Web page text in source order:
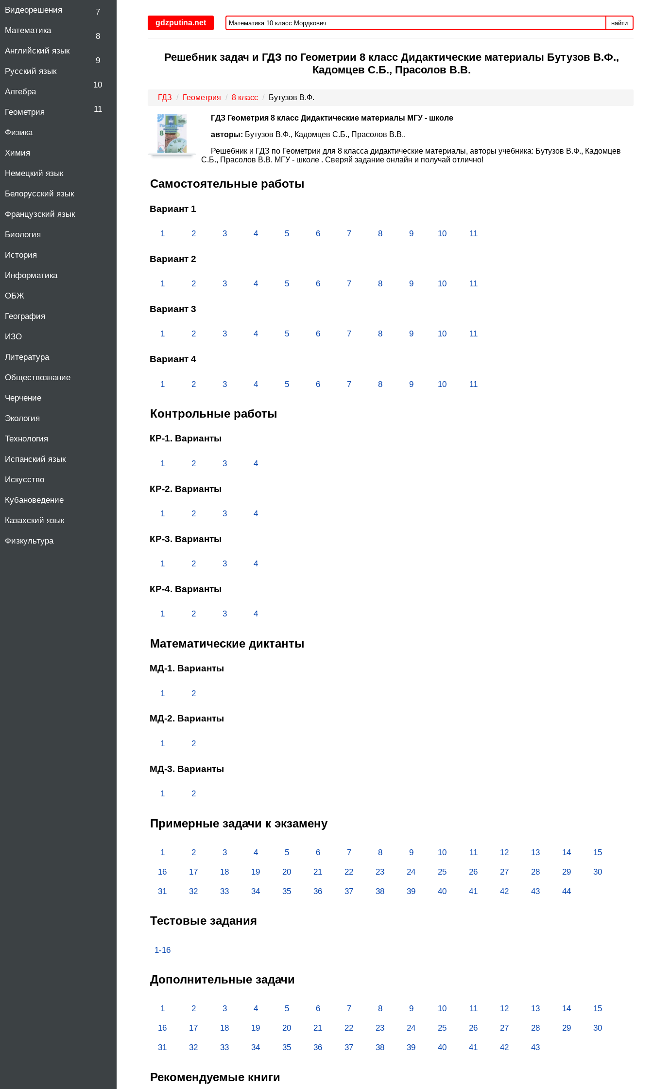
Видеорешения
Математика
Английский язык
Русский язык
Алгебра
Геометрия
Физика
Химия
Немецкий язык
Белорусский язык
Французский язык
Биология
История
Информатика
ОБЖ
География
ИЗО
Литература
Обществознание
Черчение
Экология
Технология
Испанский язык
Искусство
Кубановедение
Казахский язык
Физкультура
7
8
9
10
11
gdzputina.net найти
Решебник задач и ГДЗ по Геометрии 8 класс Дидактические материалы Бутузов В.Ф.,
Кадомцев С.Б., Прасолов В.В.
ГДЗ Геометрия 8 класс Бутузов В.Ф.
ГДЗ Геометрия 8 класс Дидактические материалы МГУ - школе
авторы: Бутузов В.Ф., Кадомцев С.Б., Прасолов В.В..
Решебник и ГДЗ по Геометрии для 8 класса дидактические материалы, авторы учебника: Бутузов В.Ф., Кадомцев
С.Б., Прасолов В.В. МГУ - школе . Сверяй задание онлайн и получай отлично!
Самостоятельные работы
Вариант 1
1 2 3 4 5 6 7 8 9 10 11
Вариант 2
1 2 3 4 5 6 7 8 9 10 11
Вариант 3
1 2 3 4 5 6 7 8 9 10 11
Вариант 4
1 2 3 4 5 6 7 8 9 10 11
Контрольные работы
КР-1. Варианты
1 2 3 4
КР-2. Варианты
1 2 3 4
КР-3. Варианты
1 2 3 4
КР-4. Варианты
1 2 3 4
Математические диктанты
МД-1. Варианты
1 2
МД-2. Варианты
1 2
МД-3. Варианты
1 2
Примерные задачи к экзамену
1 2 3 4 5 6 7 8 9 10 11 12 13 14 15
16 17 18 19 20 21 22 23 24 25 26 27 28 29 30
31 32 33 34 35 36 37 38 39 40 41 42 43 44
Тестовые задания
1-16
Дополнительные задачи
1 2 3 4 5 6 7 8 9 10 11 12 13 14 15
16 17 18 19 20 21 22 23 24 25 26 27 28 29 30
31 32 33 34 35 36 37 38 39 40 41 42 43
Рекомендуемые книги